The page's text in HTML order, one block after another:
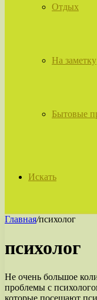
Отдых
На заметку
Бытовые
Искать
Главная/психолог
психолог
Не очень большое
проблемы с
которые посещают